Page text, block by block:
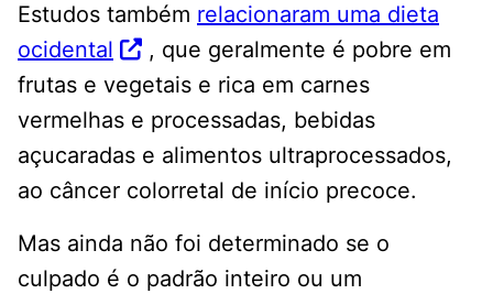
Estudos também relacionaram uma dieta
ocidental
, que geralmente é pobre em
frutas e vegetais e rica em carnes
vermelhas e processadas, bebidas
açucaradas e alimentos ultraprocessados,
ao câncer colorretal de início precoce.
Mas ainda não foi determinado se o
culpado é o padrão inteiro ou um